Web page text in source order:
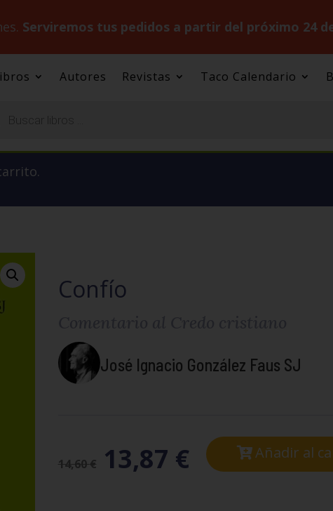
Serviremos tus pedidos a partir del próximo 24
Autores Revistas Taco Calendario
Confío
José Ignacio González Faus SJ
14,60€ 13,87 € Añadir al